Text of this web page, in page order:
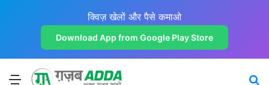
क्विज़ खेलों और पैसे कमाओ
Download App from Google Play Store
Menu